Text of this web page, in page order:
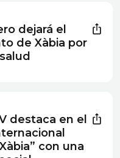
dejará el
de Xàbia por
destaca en el
con una